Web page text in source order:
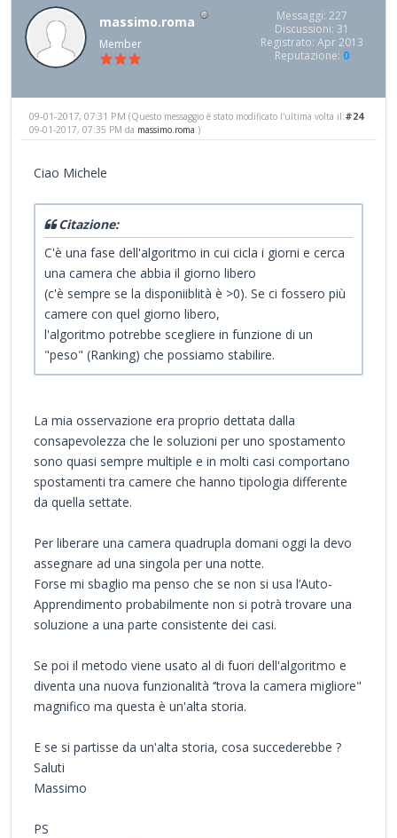
massimo.roma
Member
Messaggi: 227
Discussioni: 31
Registrato: Apr 2013
Reputazione: 0
#24
09-01-2017, 07:31 PM (Questo messaggio è stato modificato l'ultima volta il:
09-01-2017, 07:35 PM da massimo.roma.)
Ciao Michele
Citazione:
C'è una fase dell'algoritmo in cui cicla i giorni e cerca
una camera che abbia il giorno libero
(c'è sempre se la disponiiblità è >0). Se ci fossero più
camere con quel giorno libero,
l'algoritmo potrebbe scegliere in funzione di un
"peso" (Ranking) che possiamo stabilire.
La mia osservazione era proprio dettata dalla
consapevolezza che le soluzioni per uno spostamento
sono quasi sempre multiple e in molti casi comportano
spostamenti tra camere che hanno tipologia differente
da quella settate.
Per liberare una camera quadrupla domani oggi la devo
assegnare ad una singola per una notte.
Forse mi sbaglio ma penso che se non si usa l’Auto-
Apprendimento probabilmente non si potrà trovare una
soluzione a una parte consistente dei casi.
Se poi il metodo viene usato al di fuori dell'algoritmo e
diventa una nuova funzionalità ‘’trova la camera migliore"
magnifico ma questa è un'alta storia.
E se si partisse da un'alta storia, cosa succederebbe ?
Saluti
Massimo
PS